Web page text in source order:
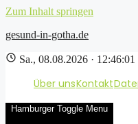
Zum Inhalt springen
gesund-in-gotha.de
Sa., 08.08.2026 ·
Über unsKontakt
Hamburger Toggle Menu